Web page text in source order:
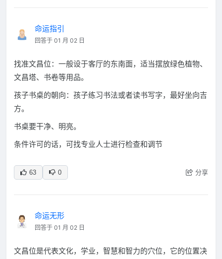
命运指引
回答于 01 月 02 日
找准文昌位：一般设于客厅的东南面，适当摆放绿色植物、
文昌塔、书卷等用品。
孩子书桌的朝向：孩子练习书法或者读书写字，最好坐向吉
方。
书桌要干净、明亮。
条件许可的话，可找专业人士进行检查和调节
63 0 分享
命运无形
回答于 01 月 02 日
文昌位是代表文化，学业，智慧和智力的穴位，它的位置决